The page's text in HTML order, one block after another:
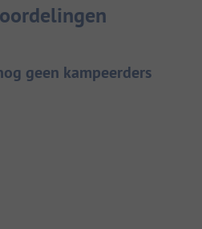
geen kampeerders